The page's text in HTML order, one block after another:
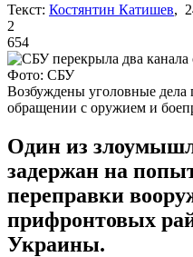
Текст: Костянтин Катишев,
2
654
Фото: СБУ
Возбуждены уголовные дела
обращении с оружием и
Один из
задержан на
переправки
прифронтовых
Украины.